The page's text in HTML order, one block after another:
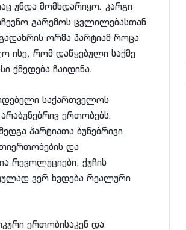
უნდა მომხდარიყო. კარგი
გარემოს ცვლილებასთან
ორმა პარტიამ როცა
ისე, რომ დაწყებული საქმე
ჩაიდინა.
საქართველოს
ერთობებს.
პარტიათა ბუნებრივი
და
რევოლუციები, ქუჩის
ვერ ხვდება რეალური
ერთობისაკენ და